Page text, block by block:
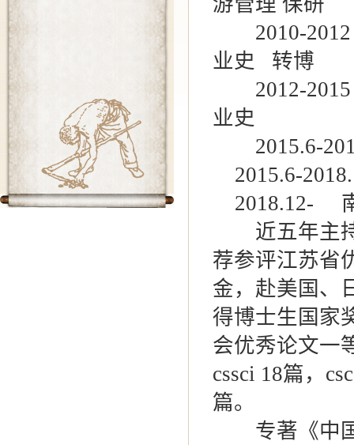
2010-2012
业史 转博
2012-2015
业史
2015.6-
2015.6-
2018.12-
近五年主持
荐参评江苏省
金，赴美国、
得博士生国家
会优秀论文一
cssci 18篇，
篇。
专著《中国